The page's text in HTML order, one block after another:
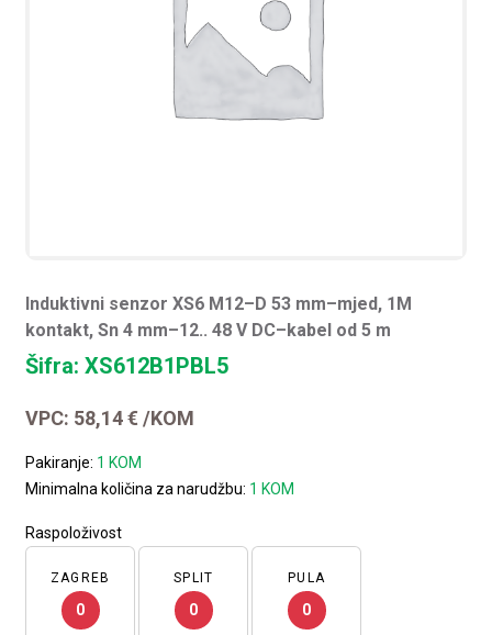
Induktivni senzor XS6 M12–D 53 mm–mjed, 1M
kontakt, Sn 4 mm–12.. 48 V DC–kabel od 5 m
Šifra: XS612B1PBL5
VPC: 58,14€ /KOM
Pakiranje: 1 KOM
Minimalna količina za narudžbu: 1 KOM
Raspoloživost
ZAGREB
0
SPLIT
0
PULA
0